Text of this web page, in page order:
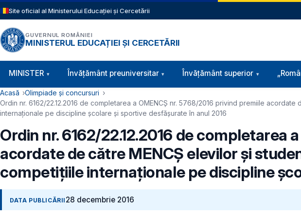
Sari la conținutul principal
Site oficial al Ministerului Educației și Cercetării
GUVERNUL ROMÂNIEI
MINISTERUL EDUCAȚIEI ȘI CERCETĂRII
Navigație principală
MINISTER Învăţământ preuniversitar Învățământ superior
Cale de navigare
Acasă
Olimpiade și concursuri
Ordin nr. 6162/22.12.2016 de completarea a OMENCȘ nr. 5768/2016 privind premiile
internaționale pe discipline școlare și sportive desfășurate în anul 2016
Ordin nr. 6162/22.12.2016 de completarea
acordate de către MENCȘ elevilor și
competițiile internaționale pe discipline
DATA PUBLICĂRII 28 decembrie 2016